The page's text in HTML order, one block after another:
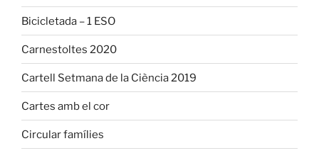
Bicicletada – 1 ESO
Carnestoltes 2020
Cartell Setmana de la Ciència 2019
Cartes amb el cor
Circular famílies